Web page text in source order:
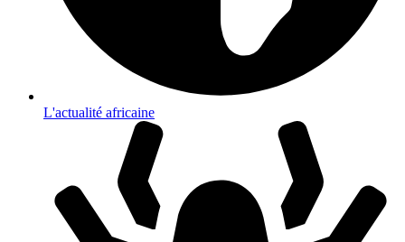
L'actualité africaine